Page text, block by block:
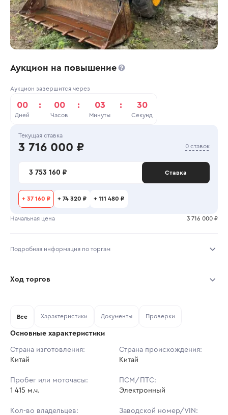
Аукцион на повышение
Аукцион завершится через
00
Дней
: 00
Часов
: 03
Минуты
: 30
Секунд
Текущая ставка
3 716 000 ₽ 0 ставок
3 753 160 ₽ Ставка
+ 37 160 ₽ + 74 320 ₽ + 111 480 ₽
Начальная цена 3 716 000 ₽
Подробная информация по торгам
Тип аукциона: Открытые торги
Шаг торгов: 37 160 ₽
Кол-во ставок:
Ход торгов
Ставок не найдено
в аукционах
Все Характеристики Документы Проверки
Основные характеристики
Страна изготовления:
Китай
Страна происхождения:
Китай
Пробег или моточасы:
1 415 м.ч.
ПСМ/ПТС:
Электронный
Кол-во владельцев:
Заводской номер/VIN: